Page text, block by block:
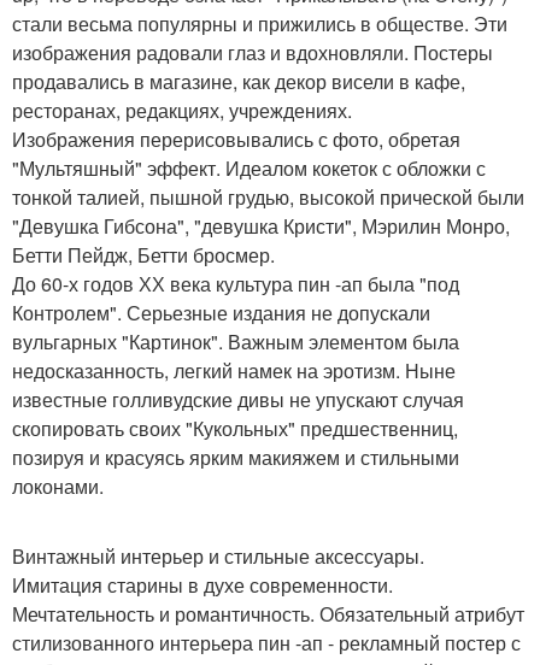
стали весьма популярны и прижились в обществе. Эти
изображения радовали глаз и вдохновляли. Постеры
продавались в магазине, как декор висели в кафе,
ресторанах, редакциях, учреждениях.
Изображения перерисовывались с фото, обретая
"Мультяшный" эффект. Идеалом кокеток с обложки с
тонкой талией, пышной грудью, высокой прической были
"Девушка Гибсона", "девушка Кристи", Мэрилин Монро,
Бетти Пейдж, Бетти бросмер.
До 60-х годов ХХ века культура пин -ап была "под
Контролем". Серьезные издания не допускали
вульгарных "Картинок". Важным элементом была
недосказанность, легкий намек на эротизм. Ныне
известные голливудские дивы не упускают случая
скопировать своих "Кукольных" предшественниц,
позируя и красуясь ярким макияжем и стильными
локонами.
Винтажный интерьер и стильные аксессуары.
Имитация старины в духе современности.
Мечтательность и романтичность. Обязательный атрибут
стилизованного интерьера пин -ап - рекламный постер с